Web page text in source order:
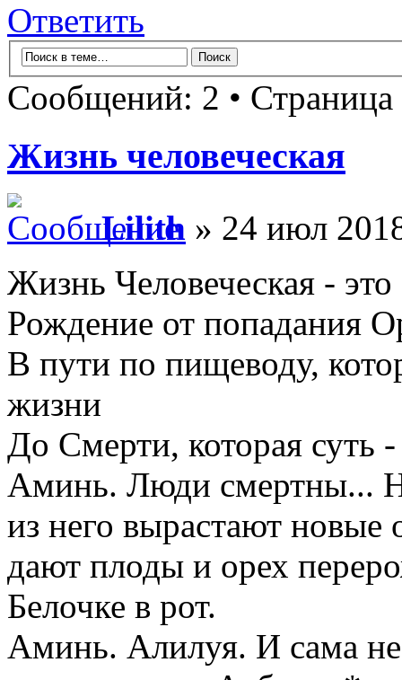
Ответить
Сообщений: 2 • Страница
Жизнь человеческая
Lilith » 24 июл
Жизнь Человеческая - это
Рождение от попадания
В пути по пищеводу,
жизни
До Смерти, которая суть
Аминь. Люди смертны...
из него вырастают новые
дают плоды и орех
Белочке в рот.
Аминь. Алилуя. И сама